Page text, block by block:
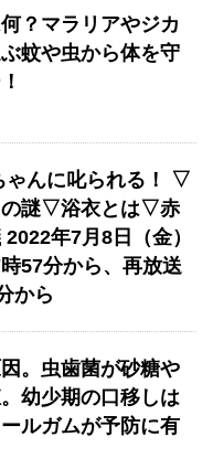
？マラリアやジカ
蚊や虫から体を守
ゃんに叱られる！ ▽
の謎▽浴衣とは▽赤
年7月8日（金）
57分から、再放送
から
。虫歯菌が砂糖や
幼少期の口移しは
ルガムが予防に有